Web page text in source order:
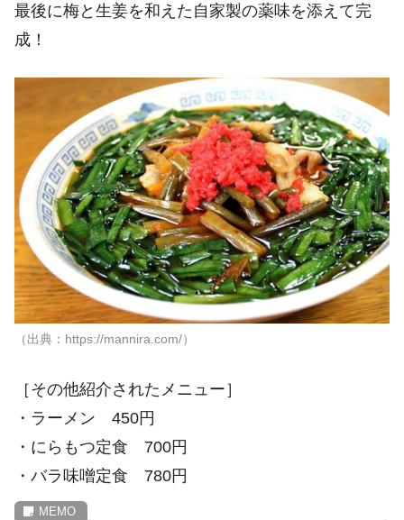
最後に梅と生姜を和えた自家製の薬味を添えて完
成！
（出典：https://mannira.com/）
［その他紹介されたメニュー］
・ラーメン 450円
・にらもつ定食 700円
・バラ味噌定食 780円